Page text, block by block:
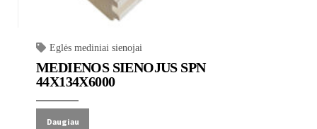
Eglės mediniai sienojai
MEDIENOS SIENOJUS SPN
44X134X6000
Daugiau